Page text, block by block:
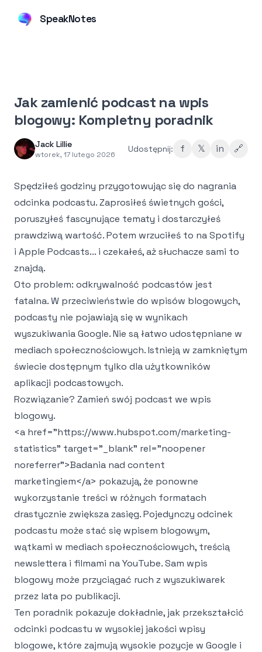
SpeakNotes
Jak zamienić podcast na wpis
blogowy: Kompletny poradnik
Jack Lillie
wtorek, 17 lutego 2026
Udostępnij: f 𝕏 in 🔗
Spędziłeś godziny przygotowując się do nagrania
odcinka podcastu. Zaprosiłeś świetnych gości,
poruszyłeś fascynujące tematy i dostarczyłeś
prawdziwą wartość. Potem wrzuciłeś to na Spotify
i Apple Podcasts... i czekałeś, aż słuchacze sami to
znajdą.
Oto problem: odkrywalność podcastów jest
fatalna. W przeciwieństwie do wpisów blogowych,
podcasty nie pojawiają się w wynikach
wyszukiwania Google. Nie są łatwo udostępniane w
mediach społecznościowych. Istnieją w zamkniętym
świecie dostępnym tylko dla użytkowników
aplikacji podcastowych.
Rozwiązanie? Zamień swój podcast we wpis
blogowy.
<a href="https://www.hubspot.com/marketing-
statistics" target="_blank" rel="noopener
noreferrer">Badania nad content
marketingiem</a> pokazują, że ponowne
wykorzystanie treści w różnych formatach
drastycznie zwiększa zasięg. Pojedynczy odcinek
podcastu może stać się wpisem blogowym,
wątkami w mediach społecznościowych, treścią
newslettera i filmami na YouTube. Sam wpis
blogowy może przyciągać ruch z wyszukiwarek
przez lata po publikacji.
Ten poradnik pokazuje dokładnie, jak przekształcić
odcinki podcastu w wysokiej jakości wpisy
blogowe, które zajmują wysokie pozycje w Google i